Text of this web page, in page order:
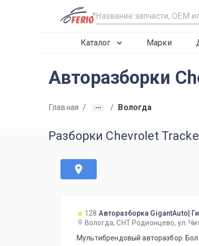
R
Каталог Марки
Авторазборки
Главная / / Вологда
Разборки Chevrolet
128 Авторазборка GigantAuto|
Вологда, СНТ Родионцево, ул.
Мультибрендовый авторазбор.